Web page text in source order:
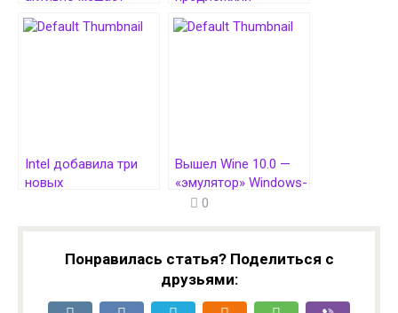
внедрению Rust в
ядро
обновлять ядро
Linux без
Intel добавила три
новых
Вышел Wine 10.0 —
«эмулятор» Windows-
приложений под
0
Понравилась статья? Поделиться с
друзьями: